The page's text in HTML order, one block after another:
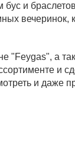
и
вечеринок,
"Feygas", а
и
и даже